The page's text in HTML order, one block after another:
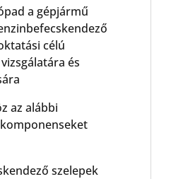
a gépjármű
célú
és
az alábbi
szelepek